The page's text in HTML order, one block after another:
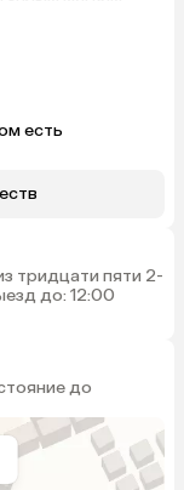
есть
тридцати пяти 2-
до: 12:00